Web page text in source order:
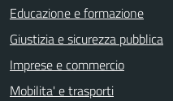
Educazione e formazione
Giustizia e sicurezza pubblica
Imprese e commercio
Mobilita' e trasporti